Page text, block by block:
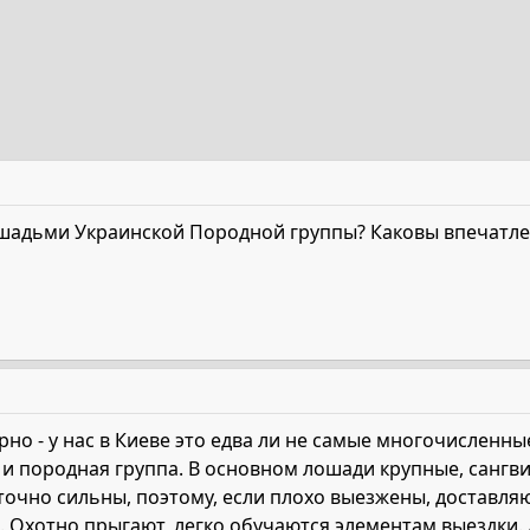
Украинской Породной группы? Каковы
- у нас в Киеве это едва ли не самые
породная группа. В основном лошади крупные,
сильны, поэтому, если плохо выезжены,